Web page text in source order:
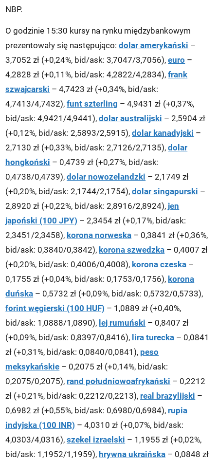
NBP.
O godzinie 15:30 kursy na rynku międzybankowym
prezentowały się następująco:dolar amerykański –
3,7052 zł (+0,24%, bid/ask: 3,7047/3,7056),euro –
4,2828 zł (+0,11%, bid/ask: 4,2822/4,2834),frank
szwajcarski – 4,7423 zł (+0,34%, bid/ask:
4,7413/4,7432),funt szterling – 4,9431 zł (+0,37%,
bid/ask: 4,9421/4,9441),dolar australijski – 2,5904 zł
(+0,12%, bid/ask: 2,5893/2,5915),dolar kanadyjski –
2,7130 zł (+0,33%, bid/ask: 2,7126/2,7135),dolar
hongkoński – 0,4739 zł (+0,27%, bid/ask:
0,4738/0,4739),dolar nowozelandzki – 2,1749 zł
(+0,20%, bid/ask: 2,1744/2,1754),dolar singapurski –
2,8920 zł (+0,22%, bid/ask: 2,8916/2,8924), jen
japoński (100 JPY) – 2,3454 zł (+0,17%, bid/ask:
2,3451/2,3458), korona norweska – 0,3841 zł (+0,36%,
bid/ask: 0,3840/0,3842), korona szwedzka – 0,4007 zł
(+0,20%, bid/ask: 0,4006/0,4008), korona czeska –
0,1755 zł (+0,04%, bid/ask: 0,1753/0,1756), korona
duńska – 0,5732 zł (+0,09%, bid/ask: 0,5732/0,5733),
forint węgierski (100 HUF) – 1,0889 zł (+0,40%,
bid/ask: 1,0888/1,0890), lej rumuński – 0,8407 zł
(+0,09%, bid/ask: 0,8397/0,8416), lira turecka – 0,0841
zł (+0,31%, bid/ask: 0,0840/0,0841), peso
meksykańskie – 0,2075 zł (+0,14%, bid/ask:
0,2075/0,2075), rand południowoafrykański – 0,2212
zł (+0,21%, bid/ask: 0,2212/0,2213), real brazylijski –
0,6982 zł (+0,55%, bid/ask: 0,6980/0,6984), rupia
indyjska (100 INR) – 4,0310 zł (+0,07%, bid/ask:
4,0303/4,0316),szekel izraelski – 1,1955 zł (+0,02%,
bid/ask: 1,1952/1,1959),hrywna ukraińska – 0,0848 zł